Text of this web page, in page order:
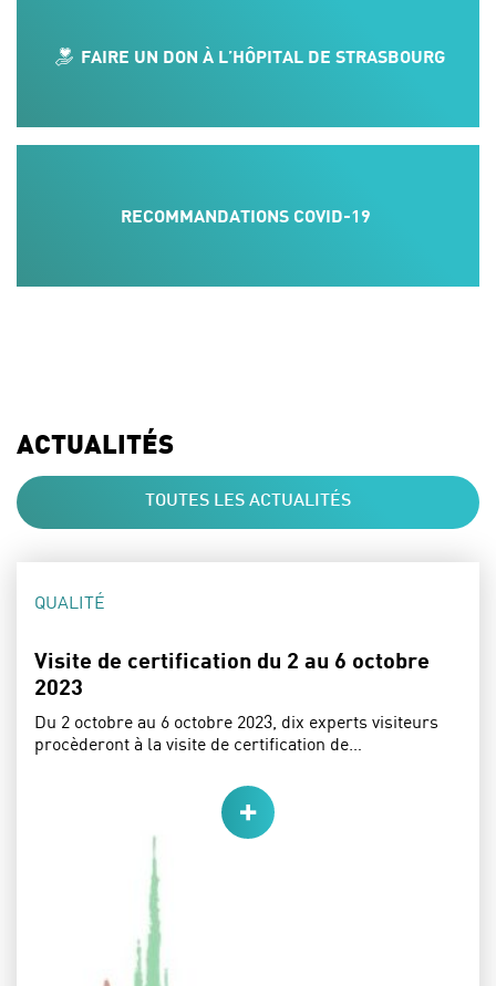
FAIRE UN DON À L’HÔPITAL DE STRASBOURG
RECOMMANDATIONS COVID-19
ACTUALITÉS
TOUTES LES ACTUALITÉS
CATÉGORIE :
QUALITÉ
Visite de certification du 2 au 6 octobre
2023
Du 2 octobre au 6 octobre 2023, dix experts visiteurs
procèderont à la visite de certification de…